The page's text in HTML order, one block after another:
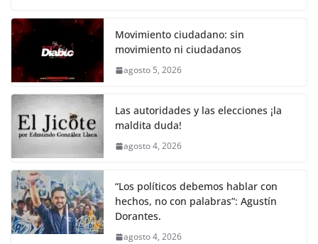
k
c
e
b
o
o
k
itt
er s
A
p
y
Li
k
gr
a
e
Movimiento ciudadano: sin
movimiento ni ciudadanos
agosto 5, 2026
Las autoridades y las elecciones ¡la
maldita duda!
agosto 4, 2026
“Los políticos debemos hablar con
hechos, no con palabras”: Agustín
Dorantes.
agosto 4, 2026